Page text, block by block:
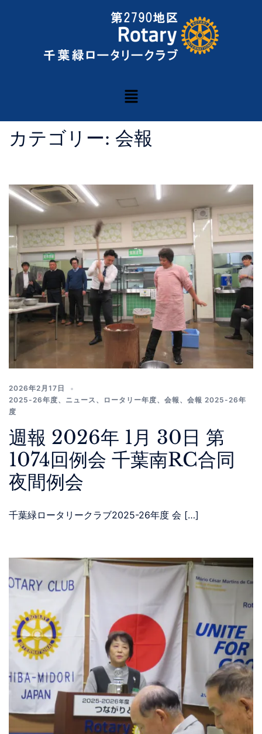
カテゴリー: 会報
2026年2月17日
2025-26年度、 ニュース 、 ロータリー年度、 会報 、 会報 2025-26年
度
週報 2026年 1月 30日 第
1074回例会 千葉南RC合同
夜間例会
千葉緑ロータリークラブ2025-26年度 会 […]